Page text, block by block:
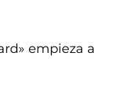
empieza a